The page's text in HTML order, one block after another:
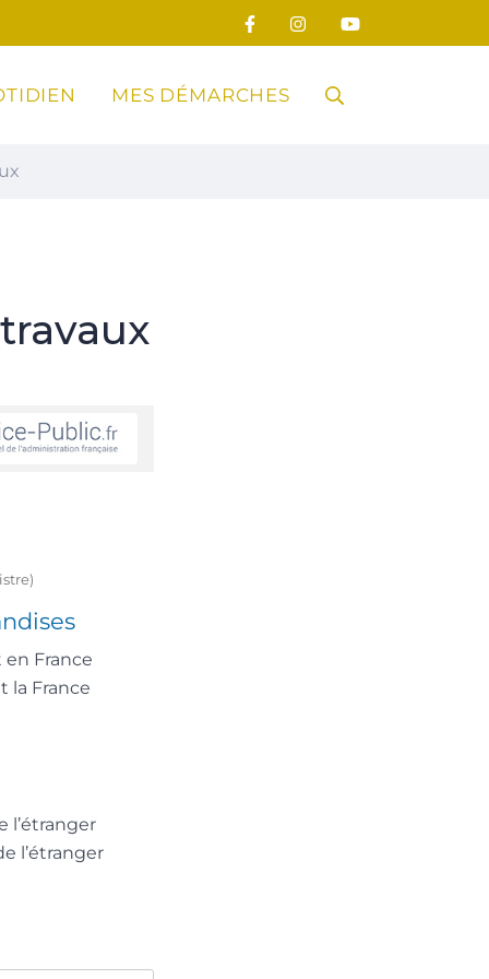
MES DÉMARCHES RECHERCHE
en France
la France
l’étranger
l’étranger